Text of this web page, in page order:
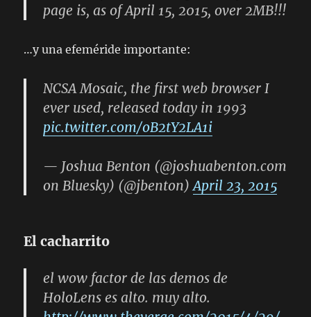
page is, as of April 15, 2015, over 2MB!!!
…y una efeméride importante:
NCSA Mosaic, the first web browser I
ever used, released today in 1993
pic.twitter.com/oB2tY2LA1i
— Joshua Benton (@joshuabenton.com
on Bluesky) (@jbenton)April 23, 2015
El cacharrito
el wow factor de las demos de
HoloLens es alto. muy alto.